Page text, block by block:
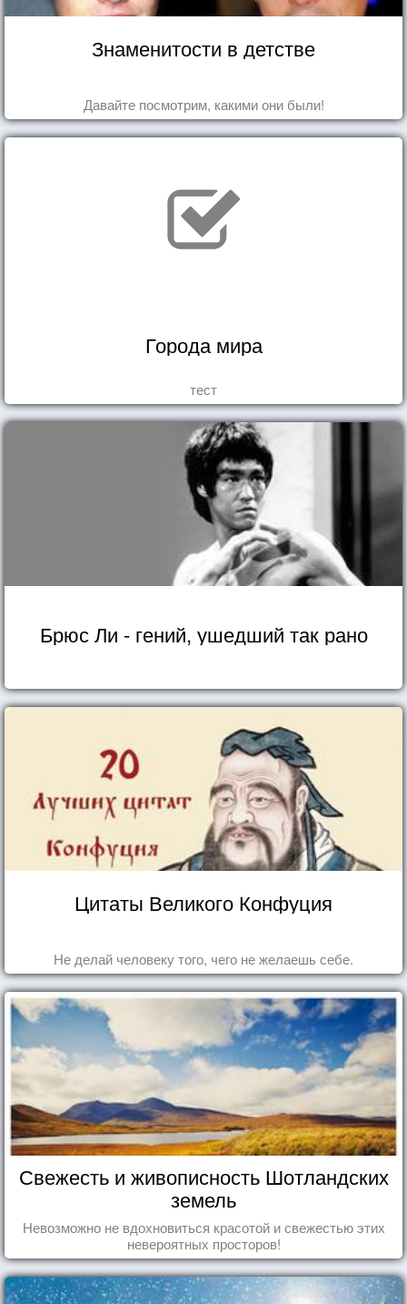
Знаменитости в детстве
Давайте посмотрим, какими они были!
Города мира
тест
Брюс Ли - гений, ушедший так рано
Цитаты Великого Конфуция
Не делай человеку того, чего не желаешь себе.
Свежесть и живописность Шотландских
земель
Невозможно не вдохновиться красотой и свежестью этих
невероятных просторов!